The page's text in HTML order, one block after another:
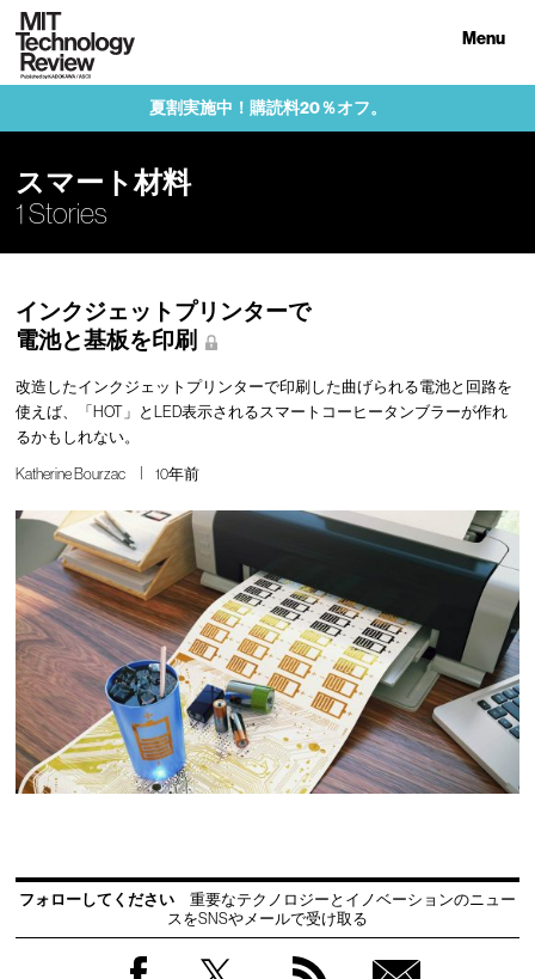
Menu
夏割実施中！購読料20％オフ。
スマート材料
1 Stories
インクジェットプリンターで
電池と基板を印刷
改造したインクジェットプリンターで印刷した曲げられる電池と回路を
使えば、「HOT」とLED表示されるスマートコーヒータンブラーが作れ
るかもしれない。
Katherine Bourzac 10年前
フォローしてください
重要なテクノロジーとイノベーションのニュー
スをSNSやメールで受け取る